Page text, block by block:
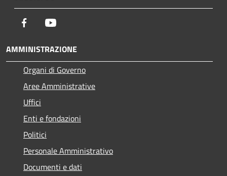
Facebook
AMMINISTRAZIONE
Organi di Governo
Aree Amministrative
Uffici
Enti e fondazioni
Politici
Personale Amministrativo
Documenti e dati